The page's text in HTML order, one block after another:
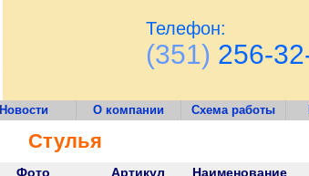
Телефон:
(351) 256-
Новости О компании Схема работы
Стулья
Фото Артикул Наименование